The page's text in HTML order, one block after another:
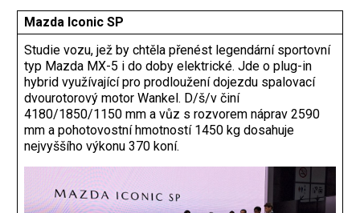
Mazda Iconic SP
Studie vozu, jež by chtěla přenést legendární sportovní
typ Mazda MX-5 i do doby elektrické. Jde o plug-in
hybrid využívající pro prodloužení dojezdu spalovací
dvourotorový motor Wankel. D/š/v činí
4180/1850/1150 mm a vůz s rozvorem náprav 2590
mm a pohotovostní hmotností 1450 kg dosahuje
nejvyššího výkonu 370 koní.